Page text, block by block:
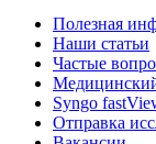
Полезная
Наши статьи
Частые
Syngo
Отправка